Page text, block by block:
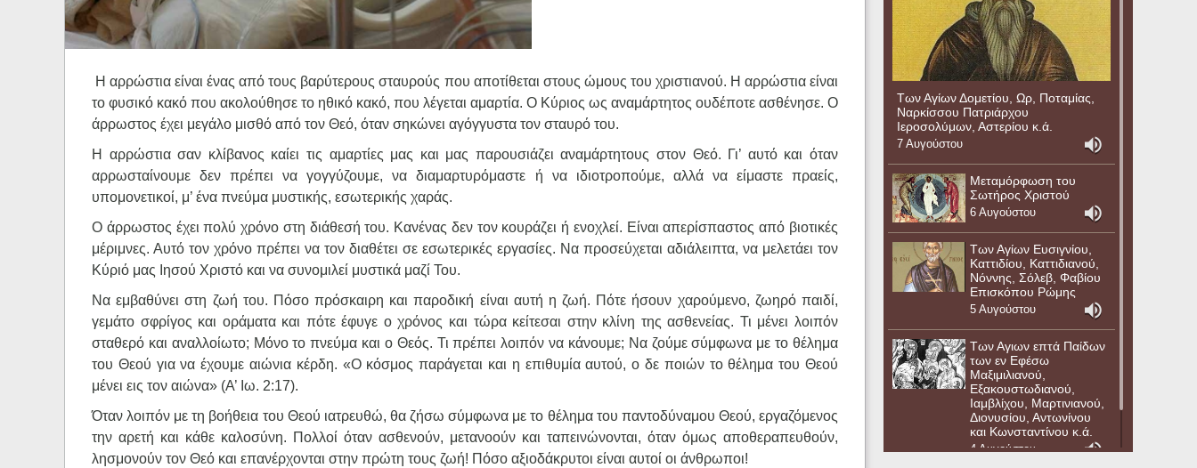
Η αρρώστια είναι ένας από τους βαρύτερους σταυρούς που αποτίθεται στους ώμους του χριστιανού. Η αρρώστια είναι
το φυσικό κακό που ακολούθησε το ηθικό κακό, που λέγεται αμαρτία. Ο Κύριος ως αναμάρτητος ουδέποτε ασθένησε. Ο
άρρωστος έχει μεγάλο μισθό από τον Θεό, όταν σηκώνει αγόγγυστα τον σταυρό του.
Η αρρώστια σαν κλίβανος καίει τις αμαρτίες μας και μας παρουσιάζει αναμάρτητους στον Θεό. Γι’ αυτό και όταν
αρρωσταίνουμε δεν πρέπει να γογγύζουμε, να διαμαρτυρόμαστε ή να ιδιοτροπούμε, αλλά να είμαστε πραείς,
υπομονετικοί, μ’ ένα πνεύμα μυστικής, εσωτερικής χαράς.
Ο άρρωστος έχει πολύ χρόνο στη διάθεσή του. Κανένας δεν τον κουράζει ή ενοχλεί. Είναι απερίσπαστος από βιοτικές
μέριμνες. Αυτό τον χρόνο πρέπει να τον διαθέτει σε εσωτερικές εργασίες. Να προσεύχεται αδιάλειπτα, να μελετάει τον
Κύριό μας Ιησού Χριστό και να συνομιλεί μυστικά μαζί Του.
Να εμβαθύνει στη ζωή του. Πόσο πρόσκαιρη και παροδική είναι αυτή η ζωή. Πότε ήσουν χαρούμενο, ζωηρό παιδί,
γεμάτο σφρίγος και οράματα και πότε έφυγε ο χρόνος και τώρα κείτεσαι στην κλίνη της ασθενείας. Τι μένει λοιπόν
σταθερό και αναλλοίωτο; Μόνο το πνεύμα και ο Θεός. Τι πρέπει λοιπόν να κάνουμε; Να ζούμε σύμφωνα με το θέλημα
του Θεού για να έχουμε αιώνια κέρδη. «Ο κόσμος παράγεται και η επιθυμία αυτού, ο δε ποιών το θέλημα του Θεού
μένει εις τον αιώνα» (Α’ Ιω. 2:17).
Όταν λοιπόν με τη βοήθεια του Θεού ιατρευθώ, θα ζήσω σύμφωνα με το θέλημα του παντοδύναμου Θεού, εργαζόμενος
την αρετή και κάθε καλοσύνη. Πολλοί όταν ασθενούν, μετανοούν και ταπεινώνονται, όταν όμως αποθεραπευθούν,
λησμονούν τον Θεό και επανέρχονται στην πρώτη τους ζωή! Πόσο αξιοδάκρυτοι είναι αυτοί οι άνθρωποι!
Των Αγίων Δομετίου, Ωρ, Ποταμίας,
Ναρκίσσου Πατριάρχου
Ιεροσολύμων, Αστερίου κ.ά.
7 Αυγούστου
Μεταμόρφωση του
Σωτήρος Χριστού
6 Αυγούστου
Των Αγίων Ευσιγνίου,
Καττιδίου, Καττιδιανού,
Νόννης, Σόλεβ, Φαβίου
Επισκόπου Ρώμης
5 Αυγούστου
Των Αγιων επτά Παίδων
των εν Εφέσω
Μαξιμιλιανού,
Εξακουστωδιανού,
Ιαμβλίχου, Μαρτινιανού,
Διονυσίου, Αντωνίνου
και Κωνσταντίνου κ.ά.
4 Αυγούστου